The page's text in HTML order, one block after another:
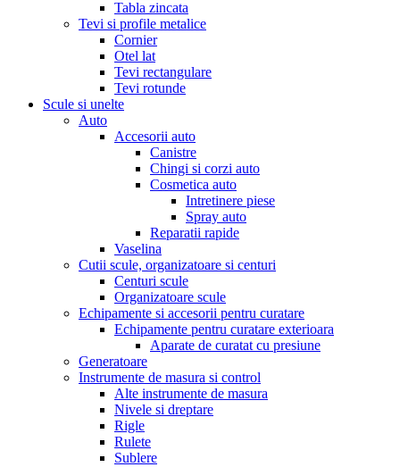
Tabla zincata
Tevi si profile metalice
Cornier
Otel lat
Tevi rectangulare
Tevi rotunde
Scule si unelte
Auto
Accesorii auto
Canistre
Chingi si corzi auto
Cosmetica auto
Intretinere piese
Spray auto
Reparatii rapide
Vaselina
Cutii scule, organizatoare si centuri
Centuri scule
Organizatoare scule
Echipamente si accesorii pentru curatare
Echipamente pentru curatare exterioara
Aparate de curatat cu presiune
Generatoare
Instrumente de masura si control
Alte instrumente de masura
Nivele si dreptare
Rigle
Rulete
Sublere